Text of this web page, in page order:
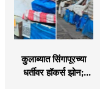
कुलाब्यात सिंगापूरच्या
धर्तीवर हॉकर्स झोन;